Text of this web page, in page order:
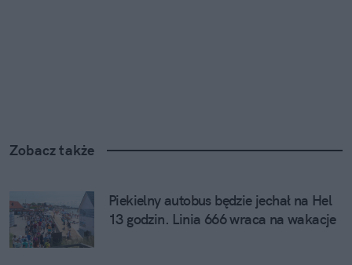
Zobacz także
Piekielny autobus będzie jechał na Hel
13 godzin. Linia 666 wraca na wakacje